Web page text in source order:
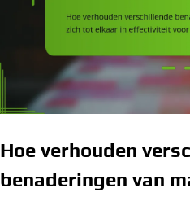
Hoe verhouden
benaderingen van